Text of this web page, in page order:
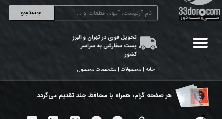
جستجو
سفارشات
تحویل فوری در تهران و البرز
پست سفارشی به سراسر
کشور
خانه | محصولات | مشخصات محصول
هر ​صفحه گرام، همراه با محافظ جلد تقدیم می‌گردد.